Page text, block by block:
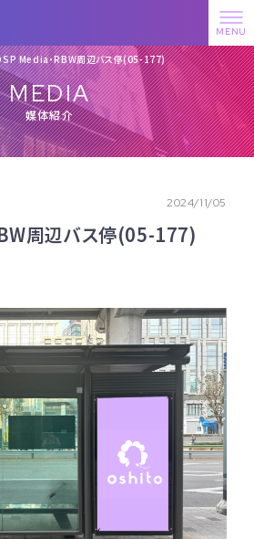
Media・RBW周辺バス停(05-177)
MEDIA
媒体紹介
2024/11/05
周辺バス停(05-177)